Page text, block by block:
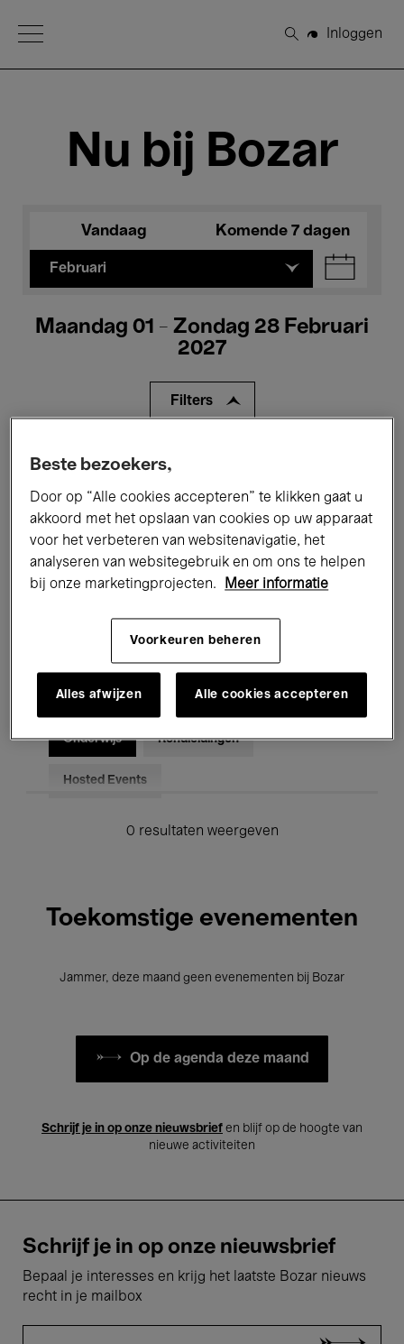
Open Menu
Zoeken
Inloggen
Nu bij Bozar
Vandaag Komende 7 dagen
Februari
Maandag 01 - Zondag 28 Februari
2027
Filters
Alle evenementen
Tentoonstellingen Films
Performances Lezingen & Debatten
Jazz Klassieke Muziek Global Music
Voor iedereen Kids’ Palace
Onderwijs Rondleidingen
Hosted Events
0 resultaten weergeven
Toekomstige evenementen
Jammer, deze maand geen evenementen bij Bozar
Op de agenda deze maand
Schrijf je in op onze nieuwsbrief en blijf op de hoogte van
nieuwe activiteiten
Schrijf je in op onze nieuwsbrief
Bepaal je interesses en krijg het laatste Bozar nieuws
recht in je mailbox
Beste bezoekers,
Door op “Alle cookies accepteren” te klikken gaat u
akkoord met het opslaan van cookies op uw apparaat
voor het verbeteren van websitenavigatie, het
analyseren van websitegebruik en om ons te helpen
bij onze marketingprojecten.
Meer informatie
Voorkeuren beheren
Alles afwijzen Alle cookies accepteren